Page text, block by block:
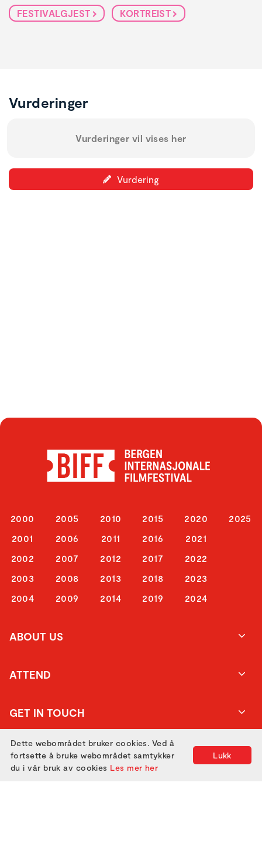
FESTIVALGJEST
KORTREIST
Vurderinger
Vurderinger vil vises her
Vurdering
2000
2001
2002
2003
2004
2005
2006
2007
2008
2009
2010
2011
2012
2013
2014
2015
2016
2017
2018
2019
2020
2021
2022
2023
2024
2025
ABOUT US
ATTEND
GET IN TOUCH
Lukk
Dette webområdet bruker cookies. Ved å
fortsette å bruke webområdet samtykker
du i vår bruk av cookies Les mer her